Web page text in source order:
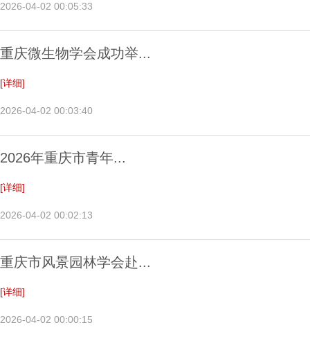
2026-04-02 00:05:33
重庆微生物学会成功举...
[详细]
2026-04-02 00:03:40
2026年重庆市青年...
[详细]
2026-04-02 00:02:13
重庆市风景园林学会赴...
[详细]
2026-04-02 00:00:15